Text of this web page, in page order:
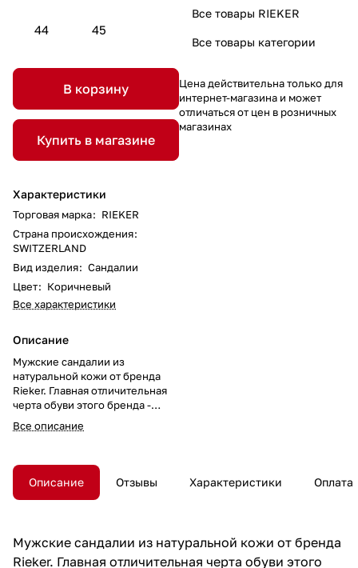
44 45
В корзину
Купить в магазине
Характеристики
Торговая марка: RIEKER
Страна происхождения:
SWITZERLAND
Вид изделия: Сандалии
Цвет: Коричневый
Все характеристики
Описание
Мужские сандалии из
натуральной кожи от бренда
Rieker. Главная отличительная
черта обуви этого бренда -
непревзойденное удобство и
комфорт. Мягкая стелька из
памяти» Antistress
индивидуально подстраивается
под форму стопы, снимает
обладает повышенной
амортизацией и хорошим
Все описание
Все товары RIEKER
Все товары категории
Цена действительна только для
интернет-магазина и может
отличаться от цен в розничных
магазинах
Описание Отзывы Характеристики Оплата
Мужские сандалии из натуральной кожи от бренда
Rieker. Главная отличительная черта обуви этого